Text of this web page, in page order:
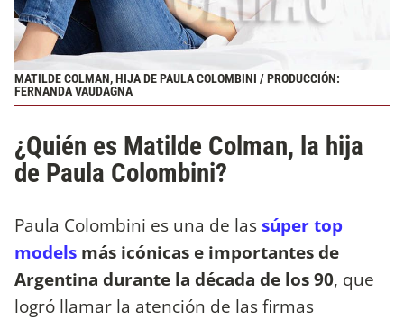
MATILDE COLMAN, HIJA DE PAULA COLOMBINI / PRODUCCIÓN:
FERNANDA VAUDAGNA
¿Quién es Matilde Colman, la hija
de Paula Colombini?
Paula Colombini es una de lassúper top
models más icónicas e importantes de
Argentina durante la década de los 90, que
logró llamar la atención de las firmas